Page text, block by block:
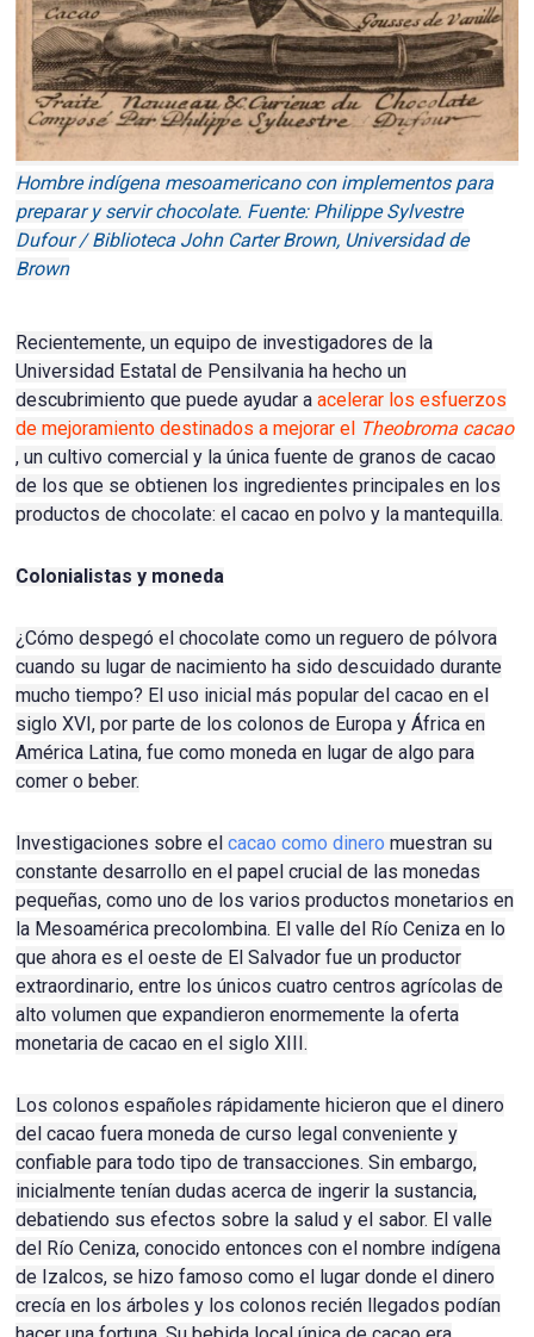
Hombre indígena mesoamericano con implementos para
preparar y servir chocolate. Fuente: Philippe Sylvestre
Dufour / Biblioteca John Carter Brown, Universidad de
Brown
Recientemente, un equipo de investigadores de la
Universidad Estatal de Pensilvania ha hecho un
descubrimiento que puede ayudar aacelerar los esfuerzos
de mejoramiento destinados a mejorar el Theobroma cacao
, un cultivo comercial y la única fuente de granos de cacao
de los que se obtienen los ingredientes principales en los
productos de chocolate: el cacao en polvo y la mantequilla.
Colonialistas y moneda
¿Cómo despegó el chocolate como un reguero de pólvora
cuando su lugar de nacimiento ha sido descuidado durante
mucho tiempo? El uso inicial más popular del cacao en el
siglo XVI, por parte de los colonos de Europa y África en
América Latina, fue como moneda en lugar de algo para
comer o beber.
Investigaciones sobre elcacao como dinero muestran su
constante desarrollo en el papel crucial de las monedas
pequeñas, como uno de los varios productos monetarios en
la Mesoamérica precolombina. El valle del Río Ceniza en lo
que ahora es el oeste de El Salvador fue un productor
extraordinario, entre los únicos cuatro centros agrícolas de
alto volumen que expandieron enormemente la oferta
monetaria de cacao en el siglo XIII.
Los colonos españoles rápidamente hicieron que el dinero
del cacao fuera moneda de curso legal conveniente y
confiable para todo tipo de transacciones.Sin embargo,
inicialmente tenían dudas acerca de ingerir la sustancia,
debatiendo sus efectos sobre la salud y el sabor. El valle
del Río Ceniza, conocido entonces con el nombre indígena
de Izalcos, se hizo famoso como el lugar donde el dinero
crecía en los árboles y los colonos recién llegados podían